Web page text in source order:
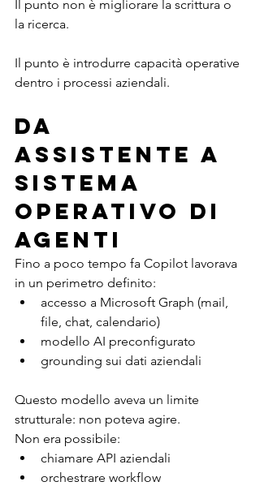
Il punto non è migliorare la scrittura o
la ricerca.
Il punto è introdurre capacità operative
dentro i processi aziendali.
Da
assistente a
sistema
operativo di
agenti
Fino a poco tempo fa Copilot lavorava
in un perimetro definito:
accesso a Microsoft Graph (mail,
file, chat, calendario)
modello AI preconfigurato
grounding sui dati aziendali
Questo modello aveva un limite
strutturale: non poteva agire.
Non era possibile:
chiamare API aziendali
orchestrare workflow